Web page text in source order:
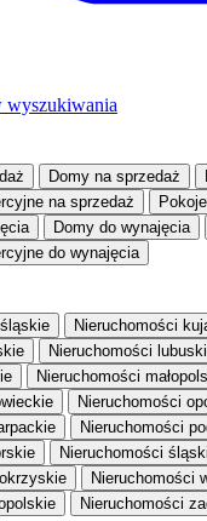
wyszukiwania
Domy na sprzedaż
na sprzedaż Pokoje
Domy do wynajęcia
do wynajęcia
Nieruchomości
Nieruchomości
Nieruchomości
Nieruchomości
Nieruchomości
Nieruchomości
Nieruchomości
Nieruchomości